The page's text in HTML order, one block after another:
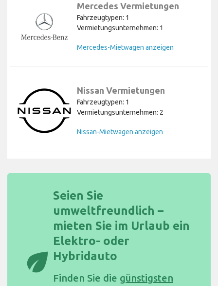
Mercedes Vermietungen
Fahrzeugtypen: 1
Vermietungsunternehmen: 1
Mercedes-Mietwagen anzeigen
Nissan Vermietungen
Fahrzeugtypen: 1
Vermietungsunternehmen: 2
Nissan-Mietwagen anzeigen
eco
Seien Sie
umweltfreundlich –
mieten Sie im Urlaub ein
Elektro- oder
Hybridauto
Finden Sie die günstigsten